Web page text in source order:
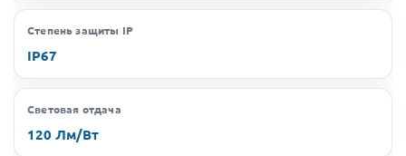
Степень защиты IP
IP67
Световая отдача
120 Лм/Вт